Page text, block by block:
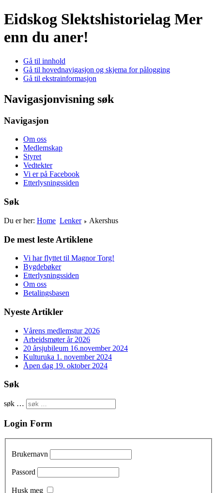
Eidskog Slektshistorielag Mer
enn du aner!
Gå til innhold
Gå til hovednavigasjon og skjema for pålogging
Gå til ekstrainformasjon
Navigasjonvisning søk
Navigasjon
Om oss
Medlemskap
Styret
Vedtekter
Vi er på Facebook
Etterlysningssiden
Søk
Du er her: Home Lenker Akershus
De mest leste Artiklene
Vi har flyttet til Magnor Torg!
Bygdebøker
Etterlysningssiden
Om oss
Betalingsbasen
Nyeste Artikler
Vårens medlemstur 2026
Arbeidsmøter år 2026
20 årsjubileum 16.november 2024
Kulturuka 1. november 2024
Åpen dag 19. oktober 2024
Søk
søk …
Login Form
Brukernavn
Passord
Husk meg